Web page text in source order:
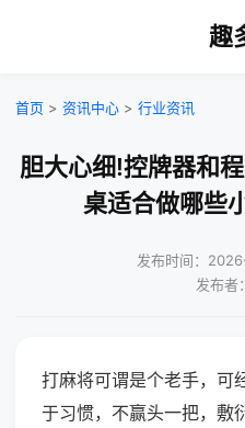
趣
首页 > 资讯中心 > 行业资讯
胆大心细!控牌器和
桌适合做哪些
发布时间：
发布者
打麻将可谓是个老手，可
于习惯，不赢头一把，敷